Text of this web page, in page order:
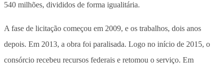
540 milhões, divididos de forma igualitária.
A fase de licitação começou em 2009, e os trabalhos, dois anos
depois. Em 2013, a obra foi paralisada. Logo no início de 2015, o
consórcio recebeu recursos federais e retomou o serviço. Em